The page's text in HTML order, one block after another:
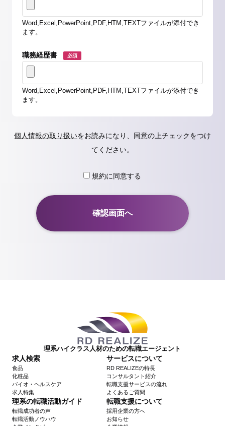
Word,Excel,PowerPoint,PDF,HTM,TEXTファイルが添付でき
ます。
職務経歴書 必須
Word,Excel,PowerPoint,PDF,HTM,TEXTファイルが添付でき
ます。
個人情報の取り扱いをお読みになり、同意の上チェックをつけ
てください。
規約に同意する
理系ハイクラス人材のための転職エージェント
求人検索
食品
化粧品
バイオ・ヘルスケア
求人特集
サービスについて
RD REALIZEの特長
コンサルタント紹介
転職支援サービスの流れ
よくあるご質問
理系の転職活動ガイド
転職成功者の声
転職活動ノウハウ
転職支援について
採用企業の方へ
お知らせ